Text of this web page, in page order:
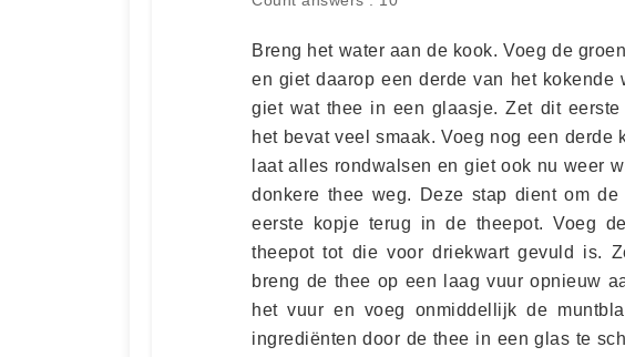
Breng het water aan de kook. Voeg de
en giet daarop een derde van het kokende
giet wat thee in een glaasje. Zet dit
het bevat veel smaak. Voeg nog een derde
laat alles rondwalsen en giet ook nu weer
donkere thee weg. Deze stap dient om
eerste kopje terug in de theepot. Voeg
theepot tot die voor driekwart gevuld is.
breng de thee op een laag vuur opnieuw
het vuur en voeg onmiddellijk de
ingrediënten door de thee in een glas te